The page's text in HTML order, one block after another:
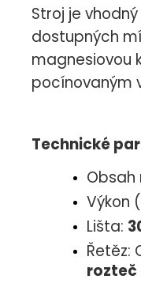
Stroj je
dostupných
magnesiovou
pocínovaným
Technické
Obsah
Výkon
Lišta:
Řetěz:
rozteč